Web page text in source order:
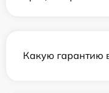
Какую гарантию